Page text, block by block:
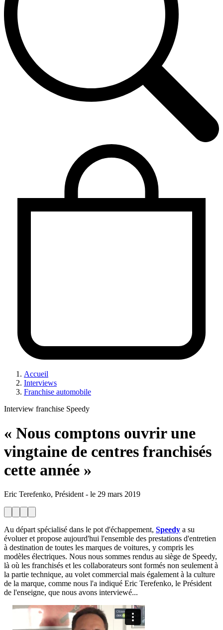
Accueil
Interviews
Franchise automobile
Interview franchise Speedy
« Nous comptons ouvrir une
vingtaine de centres franchisés
cette année »
Eric Terefenko, Président- le 29 mars 2019
Au départ spécialisé dans le pot d'échappement, Speedy a su
évoluer et propose aujourd'hui l'ensemble des prestations d'entretien
à destination de toutes les marques de voitures, y compris les
modèles électriques. Nous nous sommes rendus au siège de Speedy,
là où les franchisés et les collaborateurs sont formés non seulement à
la partie technique, au volet commercial mais également à la culture
de la marque, comme nous l'a indiqué Eric Terefenko, le Président
de l'enseigne, que nous avons interviewé...